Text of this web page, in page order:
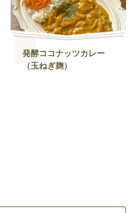
発酵ココナッツカレー
（玉ねぎ麹）